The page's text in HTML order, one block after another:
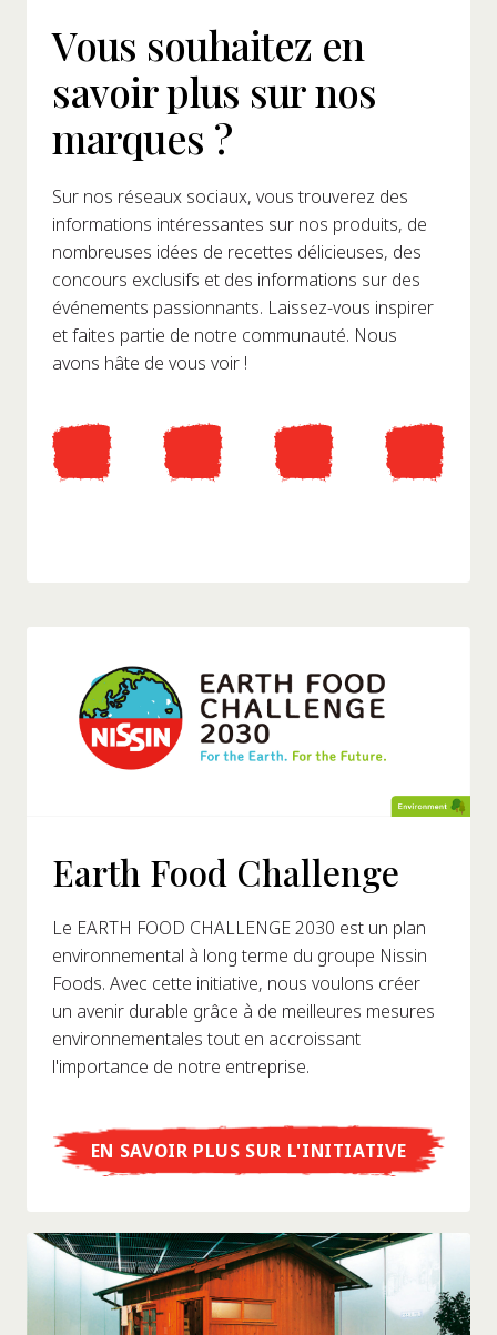
Vous souhaitez en
savoir plus sur nos
marques ?
Sur nos réseaux sociaux, vous trouverez des
informations intéressantes sur nos produits, de
nombreuses idées de recettes délicieuses, des
concours exclusifs et des informations sur des
événements passionnants. Laissez-vous inspirer
et faites partie de notre communauté. Nous
avons hâte de vous voir !
Earth Food Challenge
Le EARTH FOOD CHALLENGE 2030 est un plan
environnemental à long terme du groupe Nissin
Foods. Avec cette initiative, nous voulons créer
un avenir durable grâce à de meilleures mesures
environnementales tout en accroissant
l'importance de notre entreprise.
EN SAVOIR PLUS SUR L'INITIATIVE